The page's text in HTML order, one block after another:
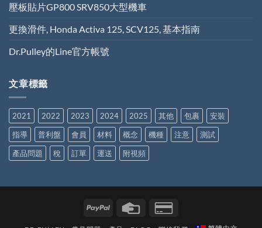
壓板貼片GP800 SRV850大型機車
更換滑件, Honda Activa 125, SCV125, 基本指南
Dr.Pulley的Line官方帳號
文章標籤
2021 2022 2023 2024 2025 其他 包裹
安裝
指導
普利盤 會員 材料 概念 機種 注意
測試
產品問題
稅 訂單 運送 附視頻